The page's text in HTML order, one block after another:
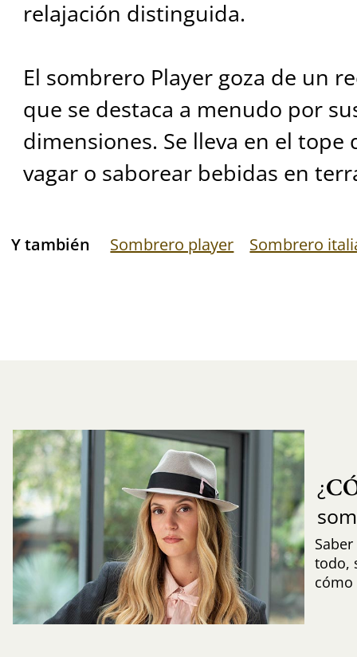
relajación distinguida.
El sombrero Player goza de un
que se destaca a menudo por
dimensiones. Se lleva en el tope
vagar o saborear bebidas en
Y también Sombrero player Sombrero
¿
todo,
cómo